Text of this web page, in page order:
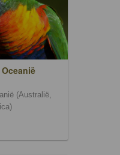
(Australië,